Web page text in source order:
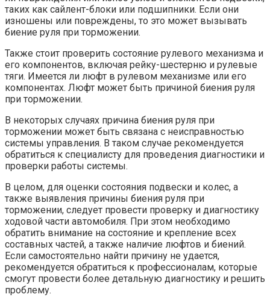
таких как сайлент-блоки или подшипники. Если они
изношены или повреждены, то это может вызывать
биение руля при торможении.
Также стоит проверить состояние рулевого механизма и
его компонентов, включая рейку-шестерню и рулевые
тяги. Имеется ли люфт в рулевом механизме или его
компонентах. Люфт может быть причиной биения руля
при торможении.
В некоторых случаях причина биения руля при
торможении может быть связана с неисправностью
системы управления. В таком случае рекомендуется
обратиться к специалисту для проведения диагностики и
проверки работы системы.
В целом, для оценки состояния подвески и колес, а
также выявления причины биения руля при
торможении, следует провести проверку и диагностику
ходовой части автомобиля. При этом необходимо
обратить внимание на состояние и крепление всех
составных частей, а также наличие люфтов и биений.
Если самостоятельно найти причину не удается,
рекомендуется обратиться к профессионалам, которые
смогут провести более детальную диагностику и решить
проблему.